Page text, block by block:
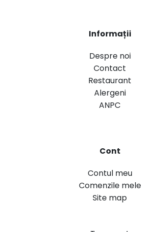
Informații
Despre noi
Contact
Restaurant
Alergeni
ANPC
Cont
Contul meu
Comenzile mele
Site map